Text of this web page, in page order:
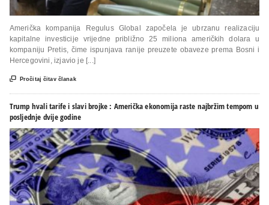
Američka kompanija Regulus Global započela je ubrzanu realizaciju
kapitalne investicije vrijedne približno 25 miliona američkih dolara u
kompaniju Pretis, čime ispunjava ranije preuzete obaveze prema Bosni i
Hercegovini, izjavio je [...]
 Pročitaj čitav članak
Trump hvali tarife i slavi brojke : Američka ekonomija raste najbržim tempom u
posljednje dvije godine